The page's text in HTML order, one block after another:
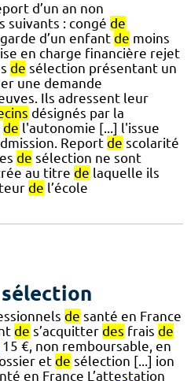
d’un an non
suivants : congé de
d’un enfant de moins
en charge financière rejet
de sélection présentant un
une demande
Ils adressent leur
désignés par la
de l'autonomie [...] l'issue
Report de scolarité
de sélection ne sont
au titre de laquelle ils
de l’école
sélection
de santé en France
de s’acquitter des frais de
€, non remboursable, en
et de sélection [...] ion
en France L’attestation